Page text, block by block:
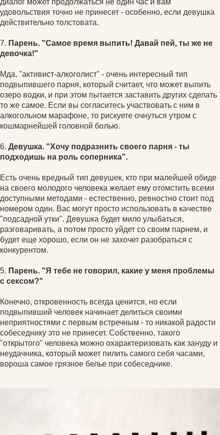
диалог может продолжаться не один час и вам
удовольствия точно не принесет - особенно, если девушка
действительно толстовата.
7. Парень. "Самое время выпить! Давай пей, ты же не
девочка!"
Мда, "активист-алкоголист" - очень интересный тип
подвыпившего парня, который считает, что может выпить
озеро водки, и при этом пытается заставить других сделать
то же самое. Если вы согласитесь участвовать с ним в
алкогольном марафоне, то рискуете очнуться утром с
кошмарнейшей головной болью.
6. Девушка. "Хочу подразнить своего парня - ты
подходишь на роль соперника".
Есть очень вредный тип девушек, кто при малейшей обиде
на своего молодого человека желает ему отомстить всеми
доступными методами - естественно, ревностно стоит под
номером один. Вас могут просто использовать в качестве
"подсадной утки". Девушка будет мило улыбаться,
разговаривать, а потом просто уйдет со своим парнем, и
будет еще хорошо, если он не захочет разобраться с
конкурентом.
5. Парень. "Я тебе не говорил, какие у меня проблемы
с сексом?"
Конечно, откровенность всегда ценится, но если
подвыпивший человек начинает делиться своими
неприятностями с первым встречным - то никакой радости
собеседнику это не принесет. Собственно, такого
"открытого" человека можно охарактеризовать как зануду и
неудачника, который может пилить самого себя часами,
вороша самое грязное белье при собеседнике.